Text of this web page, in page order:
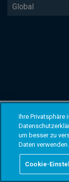
Global
Ihre Privatsphäre
um besser zu
Daten verwenden.
Cookie-